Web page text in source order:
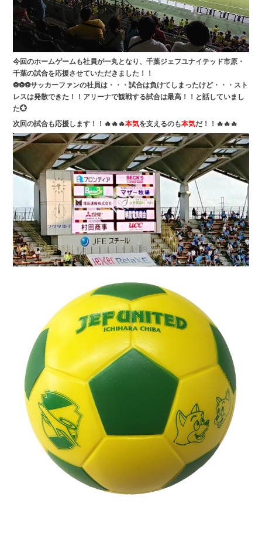
今回のホームゲームも社員が一丸となり、千葉ジェフユナイテッド市原・
千葉の試合を応援させていただきました！！
⚽⚽⚽サッカーファンの社員は・・・試合は負けてしまったけど・・・スト
レスは発散できた！！アリーナで観戦する試合は最高！！と話していまし
た💮
次回の試合も応援します！！🔥🔥🔥本気を支えるのも本気だ！！🔥🔥🔥